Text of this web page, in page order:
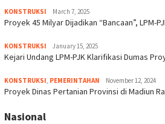
KONSTRUKSI March 7, 2025
Proyek 45 Milyar Dijadikan “Bancaan”, LPM-
KONSTRUKSI January 15, 2025
Kejari Undang LPM-PJK Klarifikasi Dumas
KONSTRUKSI PEMERINTAHAN November 12, 2024
Proyek Dinas Pertanian Provinsi di Madiun
Nasional